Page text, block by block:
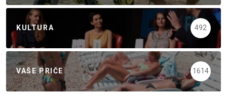
KULTURA 492
VAŠE PRIČE 1614